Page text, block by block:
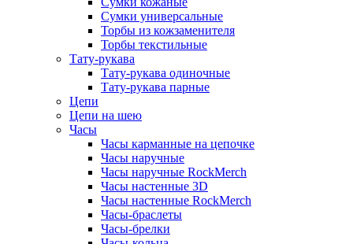
Сумки универсальные
Торбы из кожзаменителя
Торбы текстильные
Тату-рукава
Тату-рукава одиночные
Тату-рукава парные
Цепи
Цепи на шею
Часы
Часы карманные на цепочке
Часы наручные
Часы наручные RockMerch
Часы настенные 3D
Часы настенные RockMerch
Часы-браслеты
Часы-брелки